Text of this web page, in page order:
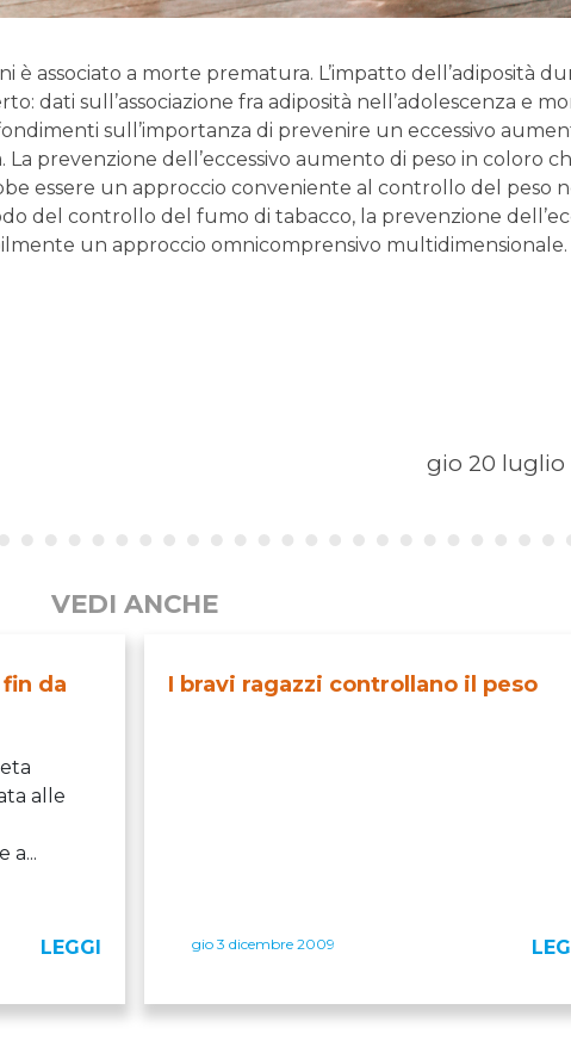
è associato a morte prematura. L’impatto dell’adiposità
dati sull’associazione fra adiposità nell’adolescenza e
sull’importanza di prevenire un eccessivo
prevenzione dell’eccessivo aumento di peso in coloro
essere un approccio conveniente al controllo del peso
del controllo del fumo di tabacco, la prevenzione
un approccio omnicomprensivo multidimensionale.
gio 20 luglio
VEDI ANCHE
da
alle
a...
LEGGI
I bravi ragazzi controllano il peso
gio 3 dicembre 2009